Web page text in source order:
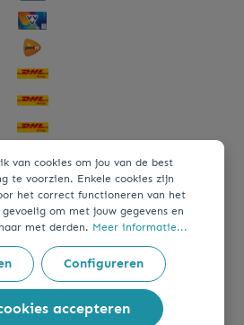
van cookies om jou van de best
te voorzien. Enkele cookies zijn
het correct functioneren van het
om met jouw gegevens en
met derden. Meer informatie...
Configureren
accepteren